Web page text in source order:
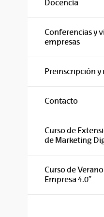
Docencia
Conferencias y
empresas
Preinscripción
Contacto
Curso de
de Marketing
Curso de
Empresa 4.0”